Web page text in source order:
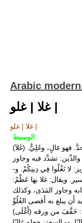
Arabic
غلا | غلو |
غلا | غلو |
الوسيط
(غَلاَ) السعرُ وغيرُه-ُ غُلُوًّا، وغَلاءً: زاد وارتفع. و- جاوز الحدَّ. فهو غالٍ، وغَلِيٌّ.
تشدَّد فيه وجاوز
لا تَغْلُوا فِي دِينِكُمْ. و-
ويقال: غلا بها عَظْمٌ:
وجاوز المَدَى، وكذلك
(أَغْلَى) الكَرْمُ: التفَّ ورقُه وكثُرَتْ أَغصانُهُ وطال. و- الكَرْمَ: خَفَّفَ من ورقه